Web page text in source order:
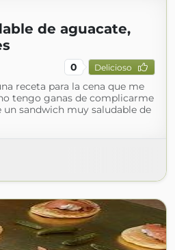
de aguacate,
0 Delicioso
receta para la cena que me
tengo ganas de complicarme
un sandwich muy saludable de